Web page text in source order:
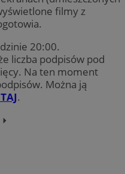
filmy z
20:00.
liczba podpisów pod
Na ten moment
Można ją
.
⏵︎